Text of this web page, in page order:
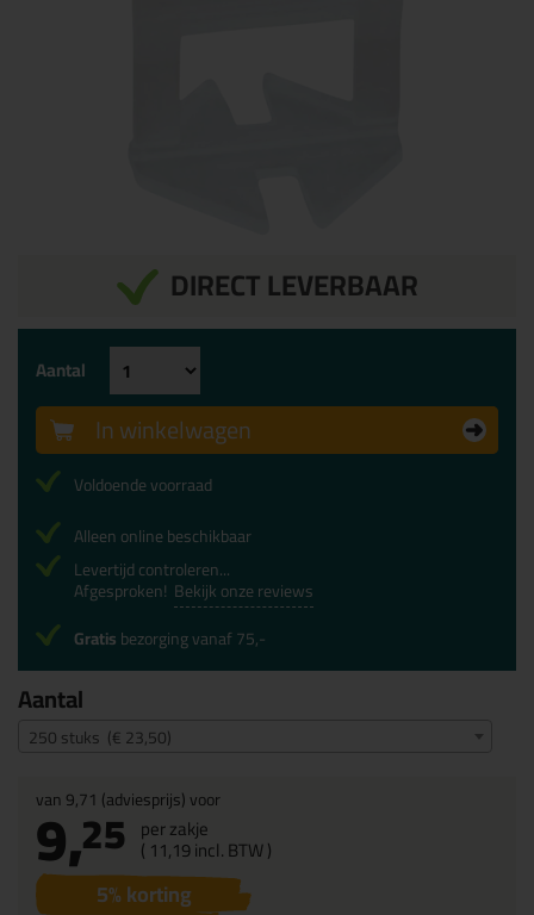
DIRECT LEVERBAAR
Aantal
250 stuks (€ 23,50)
van9,71 (adviesprijs) voor
9,25 per zakje
( 11,19incl. BTW )
5% korting
Aantal
In winkelwagen
Voldoende voorraad
Alleen online beschikbaar
Levertijd controleren...
Afgesproken! Bekijk onze reviews
Gratisbezorging vanaf 75,-